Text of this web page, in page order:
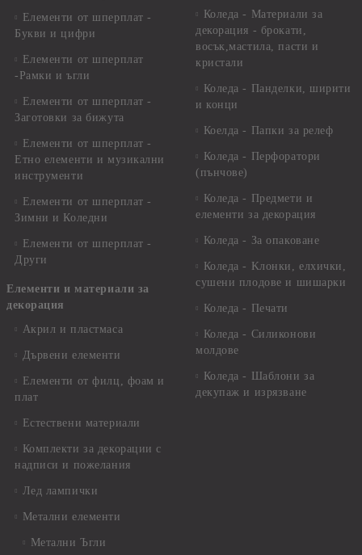
Елементи от шперплат -
Букви и цифри
Елементи от шперплат
-Рамки и ъгли
Елементи от шперплат -
Заготовки за бижута
Елементи от шперплат -
Етно елементи и музикални
инструменти
Елементи от шперплат -
Зимни и Коледни
Елементи от шперплат -
Други
Елементи и материали за
декорация
Акрил и пластмаса
Дървени елементи
Елементи от филц, фоам и
плат
Естествени материали
Комплекти за декорации с
надписи и пожелания
Лед лампички
Метални елементи
Метални Ъгли
Коледа - Материали за
декорация - брокати,
восък,мастила, пасти и
кристали
Коледа - Панделки, ширити
и конци
Коелда - Папки за релеф
Коледа - Перфоратори
(пънчове)
Коледа - Предмети и
елементи за декорация
Коледа - За опаковане
Коледа - Kлонки, елхички,
сушени плодове и шишарки
Коледа - Печати
Коледа - Силиконови
молдове
Коледа - Шаблони за
декупаж и изрязване